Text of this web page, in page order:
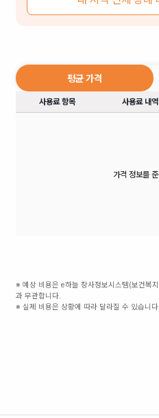
평균 가격
사용료 항목 사용료 내역
가격 정보를
※ 예상 비용은 e하늘 장사정보시스템(보건복
과 무관합니다.
※ 실제 비용은 상황에 따라 달라질 수 있습니다.